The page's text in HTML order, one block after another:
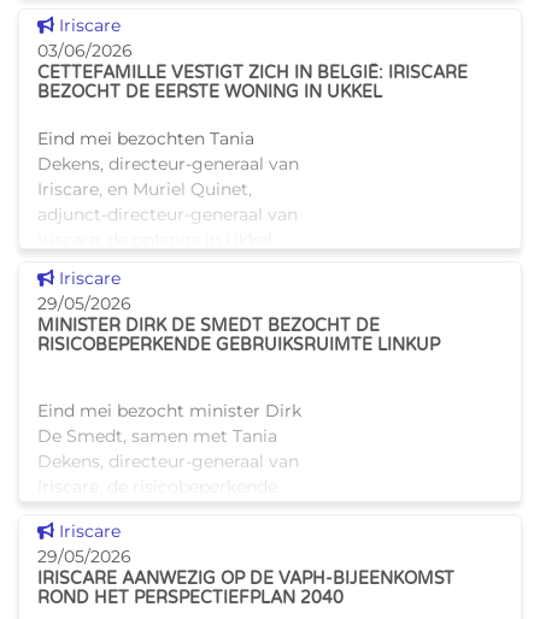
water, vers fruit, koekjes en
accordeonmuziek waren van
de
Dit nieuws tonen
Iriscare
03/06/2026
CETTEFAMILLE VESTIGT ZICH IN BELGIË: IRISCARE
BEZOCHT DE EERSTE WONING IN UKKEL
Eind mei bezochten Tania
Dekens, directeur-generaal van
Iriscare, en Muriel Quinet,
adjunct-directeur-generaal van
geopende cohousingwoning
voor ouderen van CetteFamille
Dit nieuws tonen
Iriscare
29/05/2026
MINISTER DIRK DE SMEDT BEZOCHT DE
RISICOBEPERKENDE GEBRUIKSRUIMTE LINKUP
Eind mei bezocht minister Dirk
De Smedt, samen met Tania
Dekens, directeur-generaal van
Iriscare, de risicobeperkende
Molenbeek, de tweede
voorziening van dat type in het
Bru
Dit nieuws tonen
Iriscare
29/05/2026
IRISCARE AANWEZIG OP DE VAPH-BIJEENKOMST
ROND HET PERSPECTIEFPLAN 2040